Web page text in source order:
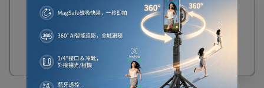
$49